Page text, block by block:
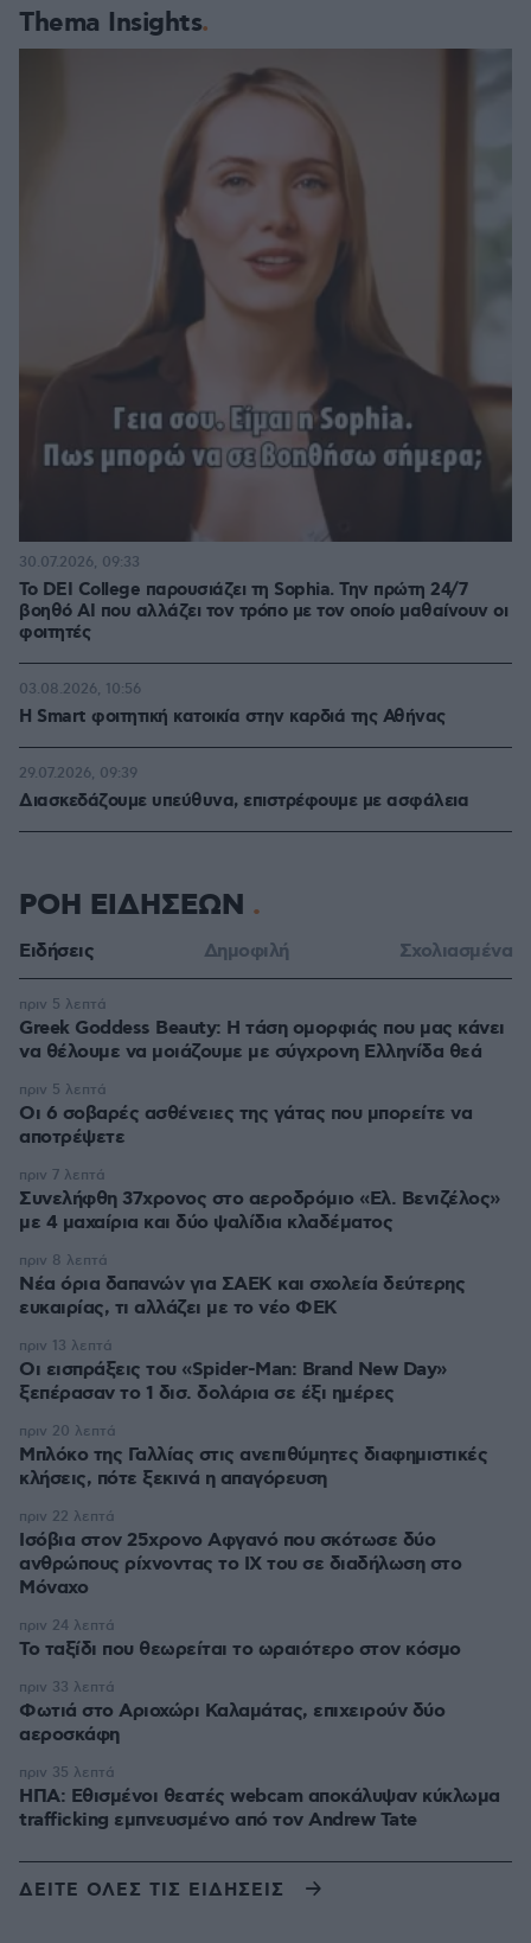
Thema Insights
Το DEI College παρουσιάζει τη Sophia. Την πρώτη 24/7
βοηθό AI που αλλάζει τον τρόπο με τον οποίο μαθαίνουν οι
φοιτητές
30.07.2026, 09:33
Η Smart φοιτητική κατοικία στην καρδιά της Αθήνας
03.08.2026, 10:56
Διασκεδάζουμε υπεύθυνα, επιστρέφουμε με ασφάλεια
29.07.2026, 09:39
ΡΟΗ ΕΙΔΗΣΕΩΝ
Ειδήσεις Δημοφιλή Σχολιασμένα
Greek Goddess Beauty: Η τάση ομορφιάς που μας κάνει
να θέλουμε να μοιάζουμε με σύγχρονη Ελληνίδα θεά
πριν 5 λεπτά
Οι 6 σοβαρές ασθένειες της γάτας που μπορείτε να
αποτρέψετε
πριν 5 λεπτά
Συνελήφθη 37χρονος στο αεροδρόμιο «Ελ. Βενιζέλος»
με 4 μαχαίρια και δύο ψαλίδια κλαδέματος
πριν 7 λεπτά
Νέα όρια δαπανών για ΣΑΕΚ και σχολεία δεύτερης
ευκαιρίας, τι αλλάζει με το νέο ΦΕΚ
πριν 8 λεπτά
Οι εισπράξεις του «Spider-Man: Brand New Day»
ξεπέρασαν το 1 δισ. δολάρια σε έξι ημέρες
πριν 13 λεπτά
Μπλόκο της Γαλλίας στις ανεπιθύμητες διαφημιστικές
κλήσεις, πότε ξεκινά η απαγόρευση
πριν 20 λεπτά
Ισόβια στον 25χρονο Αφγανό που σκότωσε δύο
ανθρώπους ρίχνοντας το ΙΧ του σε διαδήλωση στο
Μόναχο
πριν 22 λεπτά
Το ταξίδι που θεωρείται το ωραιότερο στον κόσμο
πριν 24 λεπτά
Φωτιά στο Αριοχώρι Καλαμάτας, επιχειρούν δύο
αεροσκάφη
πριν 33 λεπτά
ΗΠΑ: Εθισμένοι θεατές webcam αποκάλυψαν κύκλωμα
trafficking εμπνευσμένο από τον Andrew Tate
πριν 35 λεπτά
ΔΕΙΤΕ ΟΛΕΣ ΤΙΣ ΕΙΔΗΣΕΙΣ